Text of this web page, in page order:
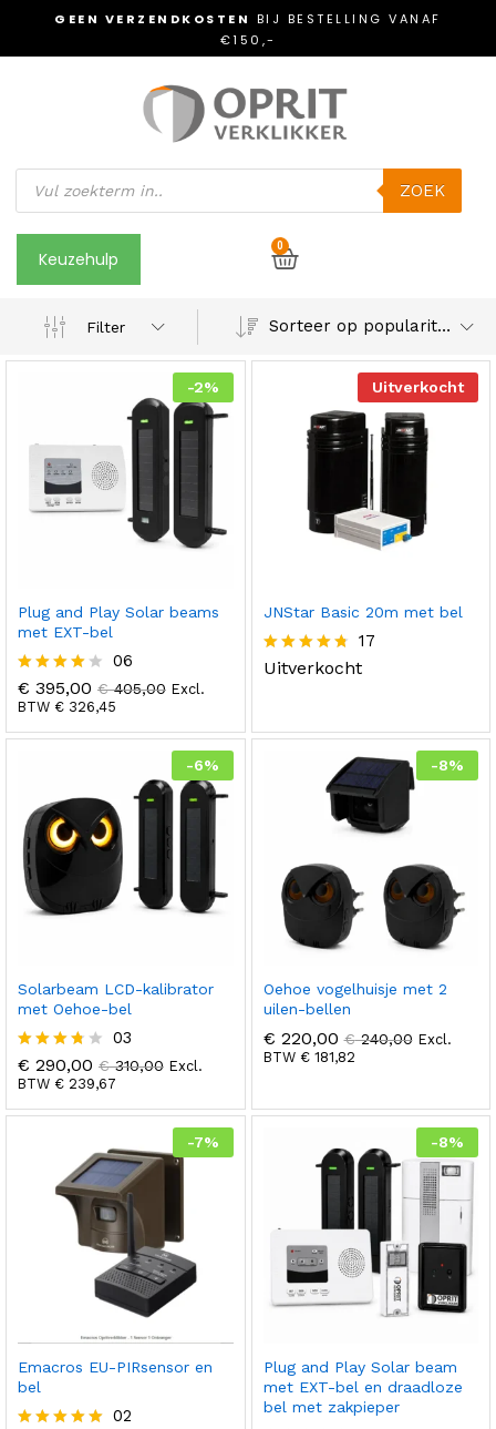
GEEN VERZENDKOSTEN BIJ BESTELLING VANAF
€150,-
ZOEK
Keuzehulp
0
Filter Sorteer op populariteit
-2%
Plug and Play Solar beams
met EXT-bel
Gewaard
eerd
uit 5
06
€ 395,00 €405,00 Excl.
BTW € 326,45
Uitverkocht
JNStar Basic 20m met bel
Gewaardee
17
Uitverkocht
-6%
Solarbeam LCD-kalibrator
met Oehoe-bel
Gewaard
eerd
uit 5
03
€ 290,00 €310,00 Excl.
BTW € 239,67
-8%
Oehoe vogelhuisje met 2
uilen-bellen
€ 220,00 €240,00 Excl.
BTW €181,82
-7%
Emacros EU-PIRsensor en
bel
02
-8%
Plug and Play Solar beam
met EXT-bel en draadloze
bel met zakpieper